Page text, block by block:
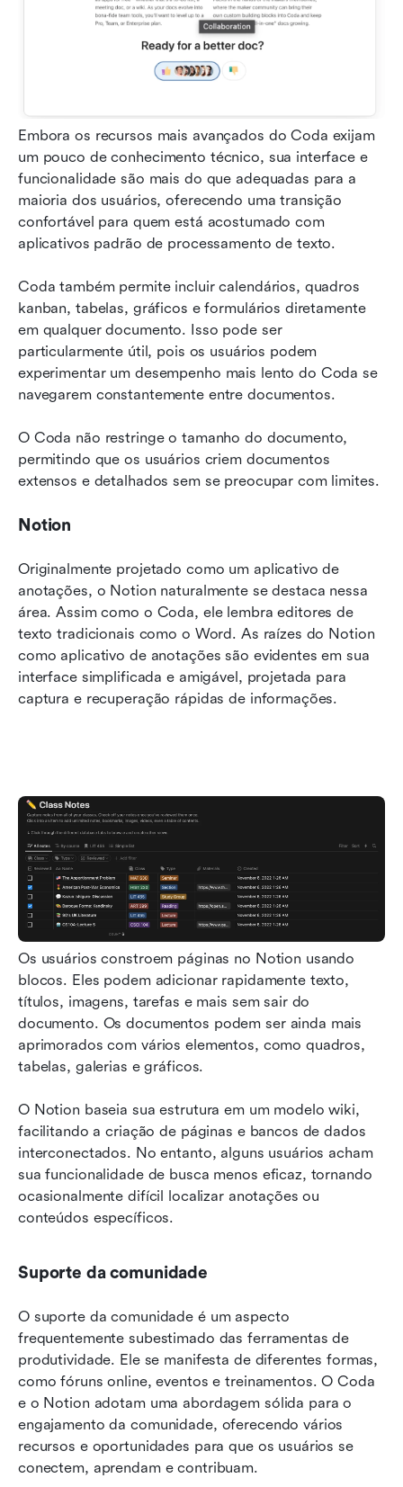
Embora os recursos mais avançados do Coda exijam
um pouco de conhecimento técnico, sua interface e
funcionalidade são mais do que adequadas para a
maioria dos usuários, oferecendo uma transição
confortável para quem está acostumado com
aplicativos padrão de processamento de texto.
Coda também permite incluir calendários, quadros
kanban, tabelas, gráficos e formulários diretamente
em qualquer documento. Isso pode ser
particularmente útil, pois os usuários podem
experimentar um desempenho mais lento do Coda se
navegarem constantemente entre documentos.
O Coda não restringe o tamanho do documento,
permitindo que os usuários criem documentos
extensos e detalhados sem se preocupar com limites.
Notion
Originalmente projetado como um aplicativo de
anotações, o Notion naturalmente se destaca nessa
área. Assim como o Coda, ele lembra editores de
texto tradicionais como o Word. As raízes do Notion
como aplicativo de anotações são evidentes em sua
interface simplificada e amigável, projetada para
captura e recuperação rápidas de informações.
Os usuários constroem páginas no Notion usando
blocos. Eles podem adicionar rapidamente texto,
títulos, imagens, tarefas e mais sem sair do
documento. Os documentos podem ser ainda mais
aprimorados com vários elementos, como quadros,
tabelas, galerias e gráficos.
O Notion baseia sua estrutura em um modelo wiki,
facilitando a criação de páginas e bancos de dados
interconectados. No entanto, alguns usuários acham
sua funcionalidade de busca menos eficaz, tornando
ocasionalmente difícil localizar anotações ou
conteúdos específicos.
Suporte da comunidade
O suporte da comunidade é um aspecto
frequentemente subestimado das ferramentas de
produtividade. Ele se manifesta de diferentes formas,
como fóruns online, eventos e treinamentos. O Coda
e o Notion adotam uma abordagem sólida para o
engajamento da comunidade, oferecendo vários
recursos e oportunidades para que os usuários se
conectem, aprendam e contribuam.